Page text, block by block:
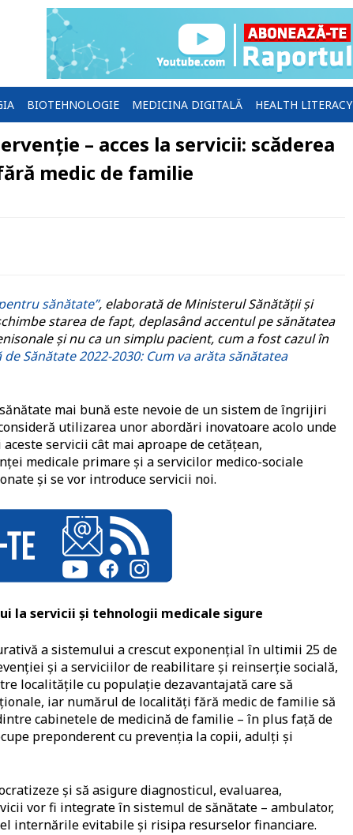
BIOTEHNOLOGIE MEDICINA DIGITALĂ HEALTH LITERACY
– acces la servicii: scăderea
medic de familie
sănătate”, elaborată de Ministerul Sănătății și
starea de fapt, deplasând accentul pe sănătatea
și nu ca un simplu pacient, cum a fost cazul în
Sănătate 2022-2030: Cum va arăta sănătatea
mai bună este nevoie de un sistem de îngrijiri
utilizarea unor abordări inovatoare acolo unde
servicii cât mai aproape de cetățean,
medicale primare și a servicilor medico-sociale
și se vor introduce servicii noi.
la servicii și tehnologii medicale sigure
a sistemului a crescut exponențial în ultimii 25 de
și a serviciilor de reabilitare și reinserție socială,
localitățile cu populație dezavantajată care să
iar numărul de localități fără medic de familie să
cabinetele de medicină de familie – în plus față de
preponderent cu prevenția la copii, adulți și
și să asigure diagnosticul, evaluarea,
vor fi integrate în sistemul de sănătate – ambulator,
internările evitabile și risipa resurselor financiare.